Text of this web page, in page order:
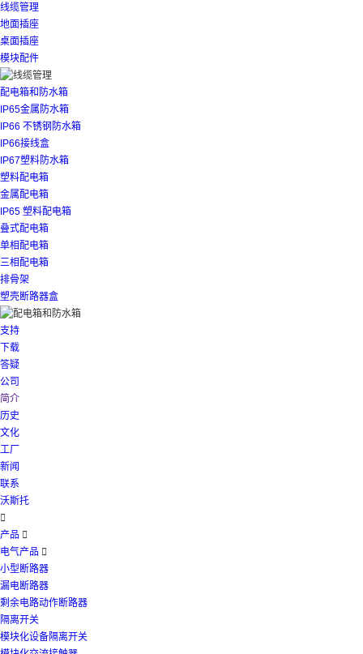
线缆管理
地面插座
桌面插座
模块配件
配电箱和防水箱
IP65金属防水箱
IP66 不锈钢防水箱
IP66接线盒
IP67塑料防水箱
塑料配电箱
金属配电箱
IP65 塑料配电箱
叠式配电箱
单相配电箱
三相配电箱
排骨架
塑壳断路器盒
支持
下载
答疑
公司
简介
历史
文化
工厂
新闻
联系
沃斯托

产品 
电气产品 
小型断路器
漏电断路器
剩余电路动作断路器
隔离开关
模块化设备隔离开关